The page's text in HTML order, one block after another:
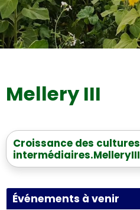
Mellery III
Croissance des cultures
intermédiaires.MelleryIII
Événements à venir